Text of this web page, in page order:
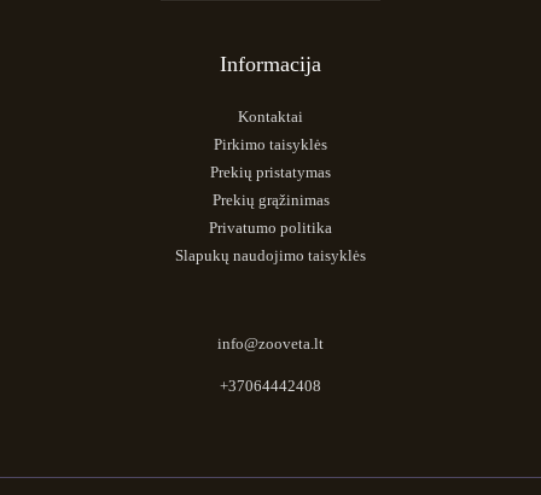
Informacija
Kontaktai
Pirkimo taisyklės
Prekių pristatymas
Prekių grąžinimas
Privatumo politika
Slapukų naudojimo taisyklės
info@zooveta.lt
+37064442408